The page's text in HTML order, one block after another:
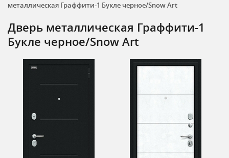
металлическая Граффити-1 Букле черное/Snow Art
Дверь металлическая Граффити-1
Букле черное/Snow Art